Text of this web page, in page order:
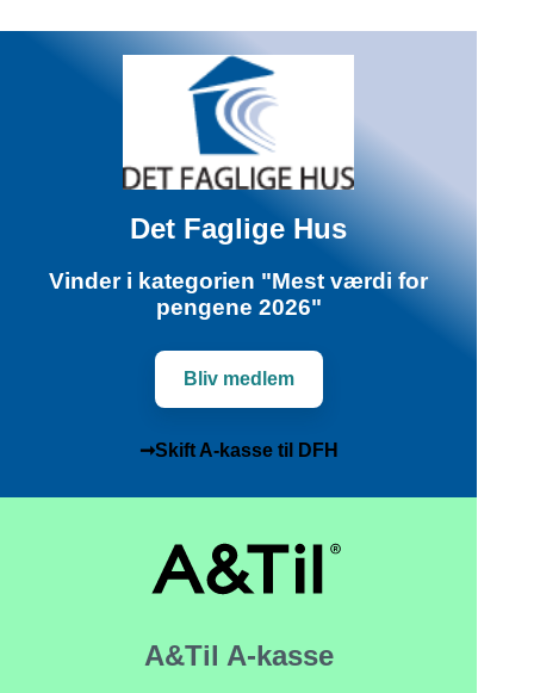
Det Faglige Hus
Vinder i kategorien "Mest værdi for
pengene 2026"
Bliv medlem
➞Skift A-kasse til DFH
A&Til A-kasse